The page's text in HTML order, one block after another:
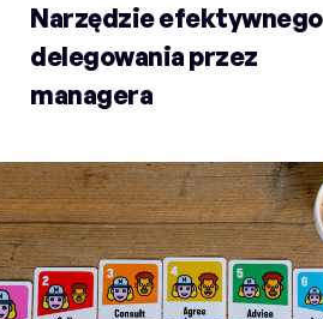
Narzędzie efektywnego
delegowania przez
managera